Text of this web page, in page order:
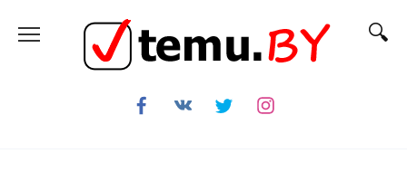
содержанию